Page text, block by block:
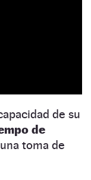
de su
de
toma de